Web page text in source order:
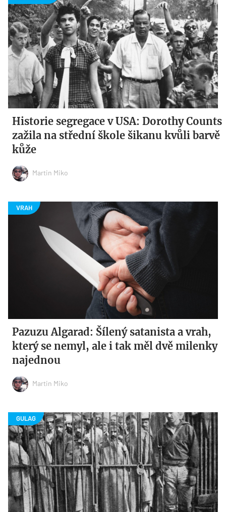
Historie segregace v USA: Dorothy Counts
zažila na střední škole šikanu kvůli barvě
kůže
Martin Miko
Pazuzu Algarad: Šílený satanista a vrah,
který se nemyl, ale i tak měl dvě milenky
najednou
Martin Miko